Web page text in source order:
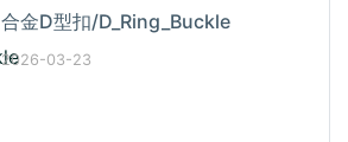
合金D型扣/D_Ring_Buckle
2026-03-23